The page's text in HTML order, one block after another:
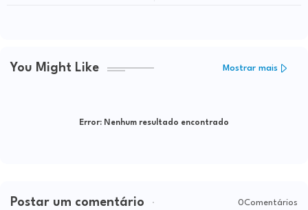
You Might Like Mostrar mais
Error: Nenhum resultado encontrado
Postar um comentário 0Comentários